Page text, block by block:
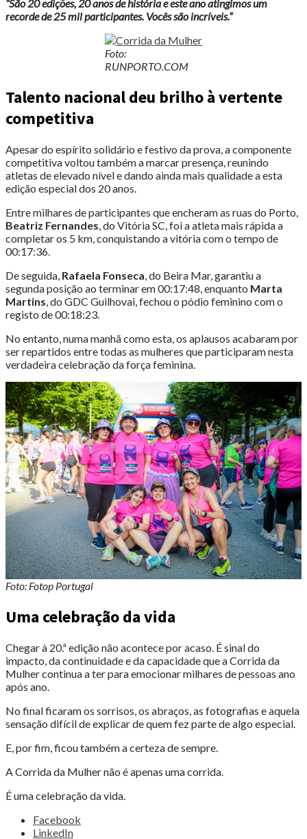
“São 20 edições, 20 anos de história e este ano atingimos um
recorde de 25 mil participantes. Vocês são incríveis.”
Foto:
RUNPORTO.COM
Talento nacional deu brilho à vertente
competitiva
Apesar do espírito solidário e festivo da prova, a componente
competitiva voltou também a marcar presença, reunindo
atletas de elevado nível e dando ainda mais qualidade a esta
edição especial dos 20 anos.
Entre milhares de participantes que encheram as ruas do Porto,
Beatriz Fernandes, do Vitória SC, foi a atleta mais rápida a
completar os 5 km, conquistando a vitória com o tempo de
00:17:36.
De seguida, Rafaela Fonseca, do Beira Mar, garantiu a
segunda posição ao terminar em 00:17:48, enquanto Marta
Martins, do GDC Guilhovai, fechou o pódio feminino com o
registo de 00:18:23.
No entanto, numa manhã como esta, os aplausos acabaram por
ser repartidos entre todas as mulheres que participaram nesta
verdadeira celebração da força feminina.
Foto: Fotop Portugal
Uma celebração da vida
Chegar à 20.ª edição não acontece por acaso. É sinal do
impacto, da continuidade e da capacidade que a Corrida da
Mulher continua a ter para emocionar milhares de pessoas ano
após ano.
No final ficaram os sorrisos, os abraços, as fotografias e aquela
sensação difícil de explicar de quem fez parte de algo especial.
E, por fim, ficou também a certeza de sempre.
A Corrida da Mulher não é apenas uma corrida.
É uma celebração da vida.
Share
Facebook
LinkedIn